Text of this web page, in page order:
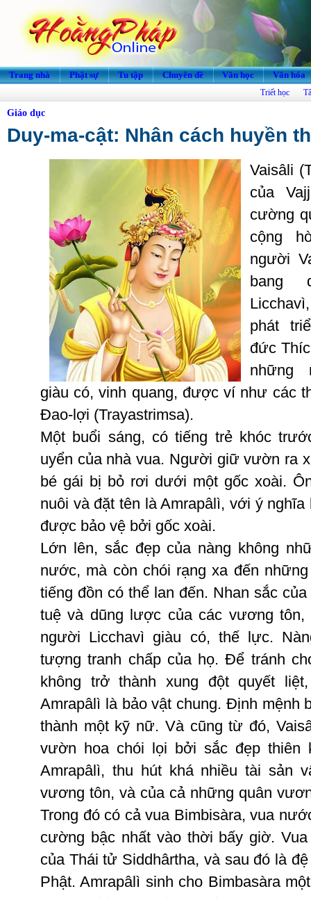
Trang nhà Phật sự Tu tập Chuyên đề Văn học Văn hóa
Triết học
Giáo dục
Duy-ma-cật: Nhân cách huyền
Vaisâli (
của
cường
cộng
người
bang
Licchavì
phát
đức
những
giàu có,vinh quang, được ví như các
Ðao-lợi (Trayastrimsa).
Một buổi sáng, có tiếng trẻ khóc
uyển của nhà vua. Người giữ vườn ra
bé gái bị bỏ rơi dưới một gốc xoài.
nuôi và đặt tên là Amrapâlì, với ý nghĩa
được bảo vệ bởi gốc xoài.
Lớn lên, sắc đẹp của nàng không
nước, mà còn chói rạng xa đến những
tiếng đồn có thể lan đến. Nhan sắc của
tuệ và dũng lược của các vương tôn,
người Licchavì giàu có, thế lực.
tượng tranh chấp của họ. Ðể tránh
không trở thành xung đột quyết liệt
Amrapâlì là bảo vật chung. Ðịnh mệnh
thành một kỹ nữ. Và cũng từ đó,
vườn hoa chói lọi bởi sắc đẹp thiên
Amrapâlì, thu hút khá nhiều tài sản
vương tôn, và của cả những quân
Trong đó có cả vua Bimbisàra,vua
cường bậc nhất vào thời bấy giờ. Vua
của Thái tử Siddhârtha, và sau đó là đệ
Phật.Amrapâlì sinh cho Bimbasàra một